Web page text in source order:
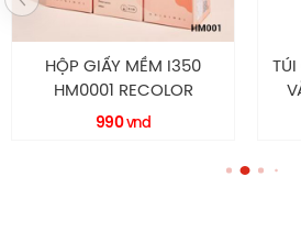
HỘP GIẤY MỀM I350
HM0001 RECOLOR
990vnd